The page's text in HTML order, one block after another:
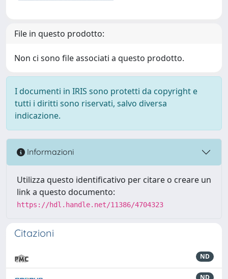
File in questo prodotto:
Non ci sono file associati a questo prodotto.
I documenti in IRIS sono protetti da copyright e
tutti i diritti sono riservati, salvo diversa
indicazione.
Informazioni
Utilizza questo identificativo per citare o creare un
link a questo documento:
https://hdl.handle.net/11386/4704323
Citazioni
ND